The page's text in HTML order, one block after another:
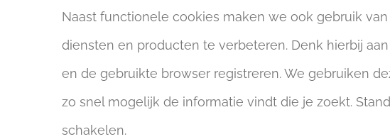
Naast functionele cookies maken we ook gebruik
diensten en producten te verbeteren. Denk hierbij
en de gebruikte browser registreren. We gebruiken
zo snel mogelijk de informatie vindt die je zoekt.
schakelen.